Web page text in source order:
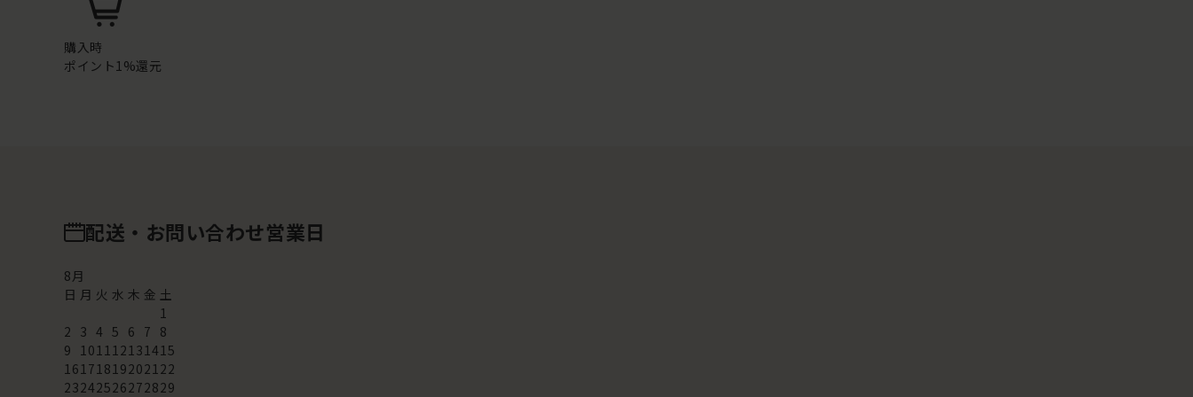
購入時
ポイント1%還元
配送・お問い合わせ営業日
8月
日 月 火 水 木 金 土
1
2 3 4 5 6 7 8
9 101112131415
16171819202122
23242526272829